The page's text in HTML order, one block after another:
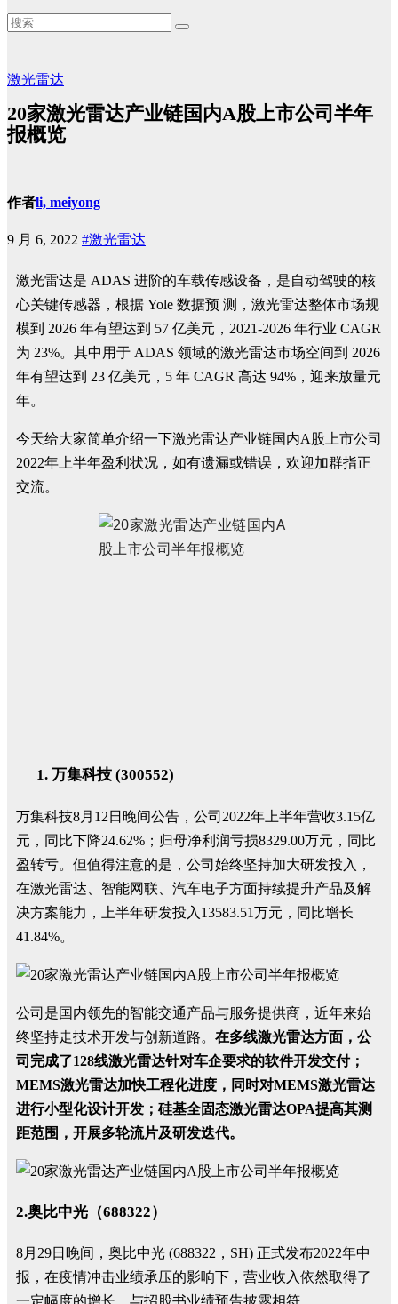
激光雷达
20家激光雷达产业链国内A股上市公司半年
报概览
作者li, meiyong
9 月 6, 2022 #激光雷达
激光雷达是 ADAS 进阶的车载传感设备，是自动驾驶的核
心关键传感器，根据 Yole 数据预 测，激光雷达整体市场规
模到 2026 年有望达到 57 亿美元，2021-2026 年行业 CAGR
为 23%。其中用于 ADAS 领域的激光雷达市场空间到 2026
年有望达到 23 亿美元，5 年 CAGR 高达 94%，迎来放量元
年。
今天给大家简单介绍一下激光雷达产业链国内A股上市公司
2022年上半年盈利状况，如有遗漏或错误，欢迎加群指正
交流。
万集科技 (300552)
万集科技8月12日晚间公告，公司2022年上半年营收3.15亿
元，同比下降24.62%；归母净利润亏损8329.00万元，同比
盈转亏。但值得注意的是，公司始终坚持加大研发投入，
在激光雷达、智能网联、汽车电子方面持续提升产品及解
决方案能力，上半年研发投入13583.51万元，同比增长
41.84%。
公司是国内领先的智能交通产品与服务提供商，近年来始
终坚持走技术开发与创新道路。 在多线激光雷达方面，公
司完成了128线激光雷达针对车企要求的软件开发交付；
MEMS激光雷达加快工程化进度，同时对MEMS激光雷达
进行小型化设计开发；硅基全固态激光雷达OPA提高其测
距范围，开展多轮流片及研发迭代。
2.奥比中光（688322）
8月29日晚间，奥比中光 (688322，SH) 正式发布2022年中
报，在疫情冲击业绩承压的影响下，营业收入依然取得了